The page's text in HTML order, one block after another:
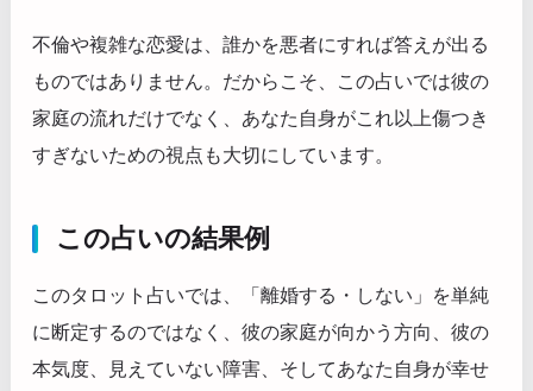
不倫や複雑な恋愛は、誰かを悪者にすれば答えが出る
ものではありません。だからこそ、この占いでは彼の
家庭の流れだけでなく、あなた自身がこれ以上傷つき
すぎないための視点も大切にしています。
この占いの結果例
このタロット占いでは、「離婚する・しない」を単純
に断定するのではなく、彼の家庭が向かう方向、彼の
本気度、見えていない障害、そしてあなた自身が幸せ